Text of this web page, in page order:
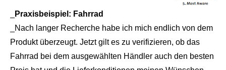
Praxisbeispiel: Fahrrad
_Nach langer Recherche habe ich mich endlich von dem
Produkt überzeugt. Jetzt gilt es zu verifizieren, ob das
Fahrrad bei dem ausgewählten Händler auch den besten